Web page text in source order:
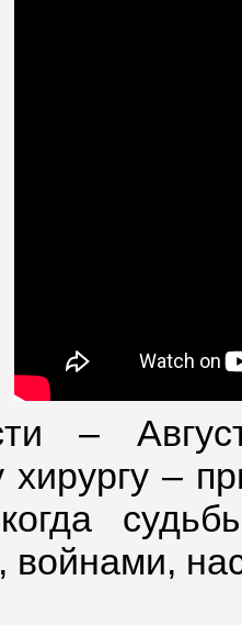
–
хирургу –
войнами,